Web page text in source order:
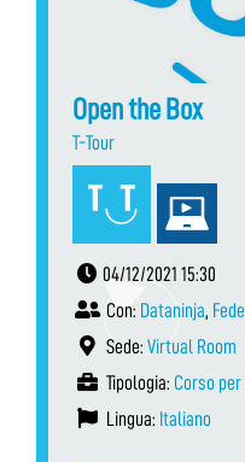
Open the Box
T-Tour
04/12/2021 15:30
Con: Dataninja,
Sede: Virtual Room
Tipologia: Corso
Lingua: Italiano